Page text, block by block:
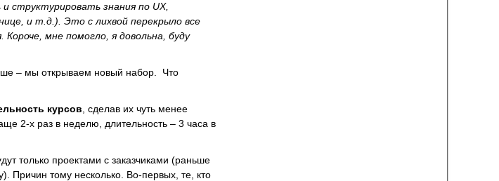
структурировать знания по UX,
и т.д.). Это с лихвой перекрыло все
мне помогло, я довольна, буду
– мы открываем новый набор. Что
курсов , сделав их чуть менее
2-х раз в неделю, длительность – 3 часа в
только проектами с заказчиками (раньше
Причин тому несколько. Во-первых, те, кто